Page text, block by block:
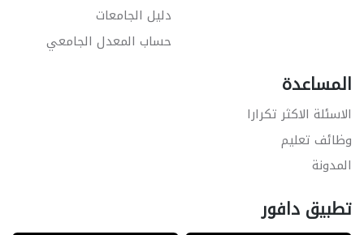
دليل الجامعات
حساب المعدل الجامعي
المساعدة
الاسئلة الاكثر تكرارا
وظائف تعليم
المدونة
تطبيق دافور